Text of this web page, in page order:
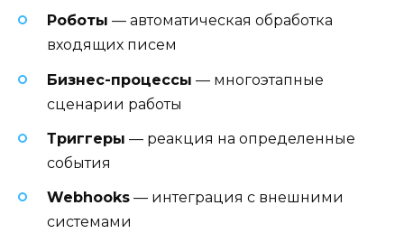
Роботы — автоматическая обработка
входящих писем
Бизнес-процессы — многоэтапные
сценарии работы
Триггеры — реакция на определенные
события
Webhooks — интеграция с внешними
системами